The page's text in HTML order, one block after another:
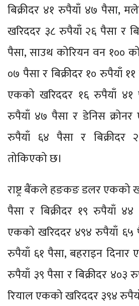
बिक्रीदर ४१ रुपैयाँ ४७ पैसा,
खरिददर ३८ रुपैयाँ २६ पैसा र
पैसा, साउथ कोरियन वन १००
०७ पैसा र बिक्रीदर १० रुपैयाँ ११
एकको खरिददर १६ रुपैयाँ ४१
रुपैयाँ ४७ पैसा र डेनिस
रुपैयाँ ६४ पैसा र बिक्रीदर
तोकिएको छ।
राष्ट्र बैंकले हङकङ डलर एकको
पैसा र बिक्रीदर १९ रुपैयाँ
एकको खरिददर ४९४ रुपैयाँ ६५
रुपैयाँ ६१ पैसा, बहराइन
रुपैयाँ ३९ पैसा र बिक्रीदर ४०३
रियाल एकको खरिददर ३९४